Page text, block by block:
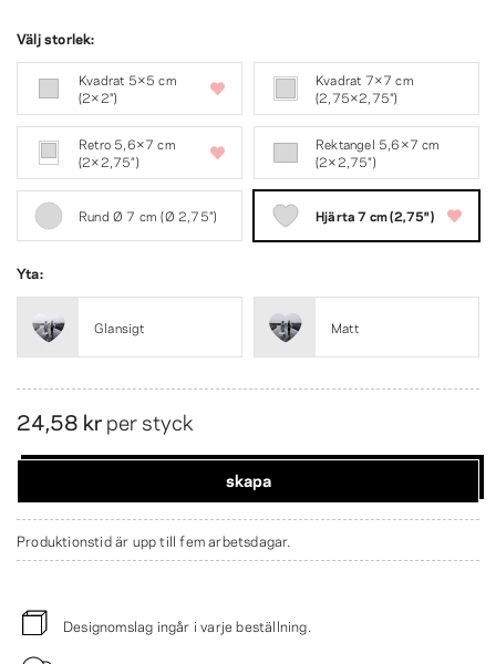
Välj storlek:
Kvadrat 5×5 cm
(2×2″)
Kvadrat 7×7 cm
(2,75×2,75″)
Retro 5,6×7 cm
(2×2,75″)
Rektangel 5,6×7 cm
(2×2,75″)
Rund Ø 7 cm (Ø 2,75″) Hjärta 7 cm (2,75″)
Yta:
Glansigt Matt
24,58 krper styck
skapa
Produktionstid är upp till fem arbetsdagar.
Designomslag ingår i varje beställning.